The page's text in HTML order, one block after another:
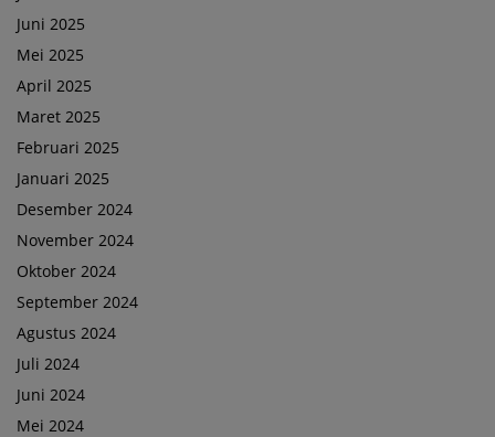
Juni 2025
Mei 2025
April 2025
Maret 2025
Februari 2025
Januari 2025
Desember 2024
November 2024
Oktober 2024
September 2024
Agustus 2024
Juli 2024
Juni 2024
Mei 2024